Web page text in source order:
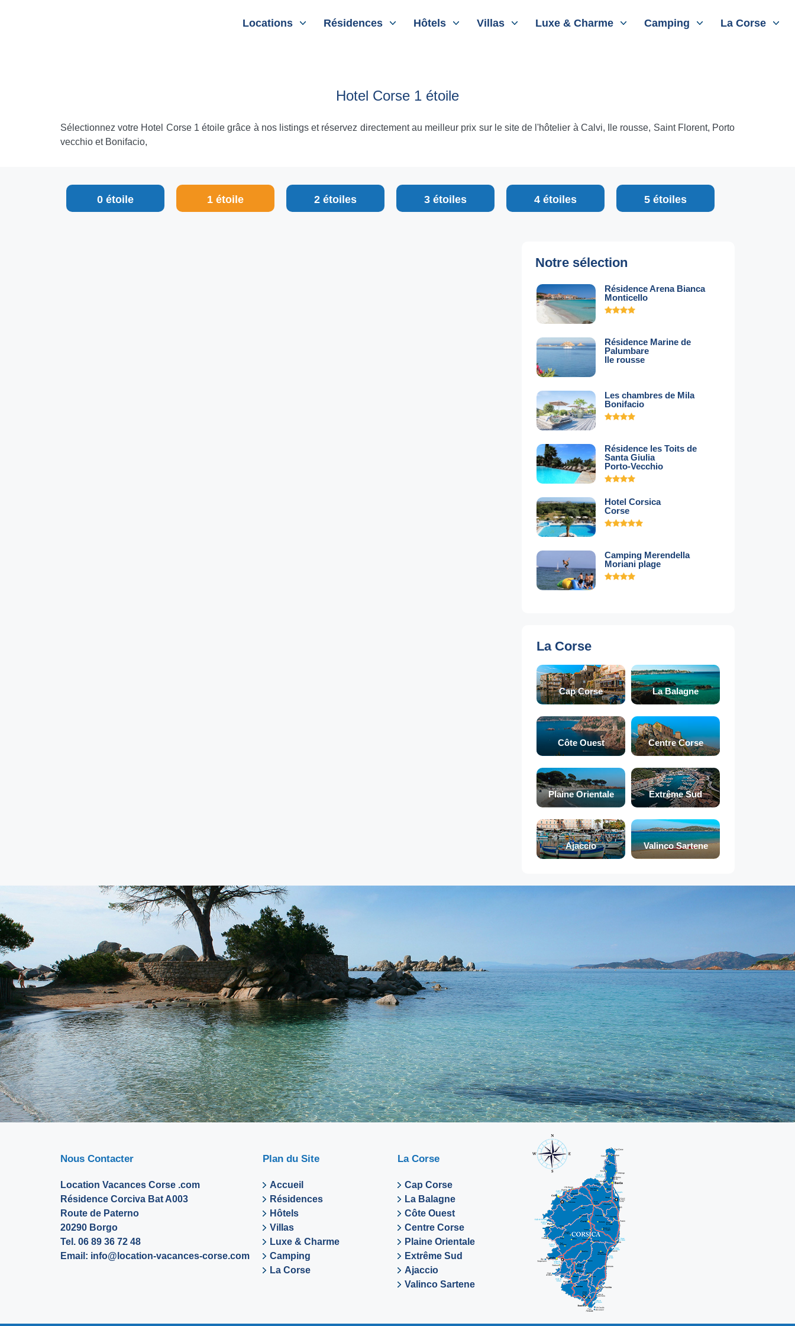
Locations Résidences Hôtels Villas Luxe & Charme Camping La Corse
Hotel Corse 1 étoile
Sélectionnez votre Hotel Corse 1 étoile grâce à nos listings et réservez directement au meilleur prix sur le site de l'hôtelier à Calvi, Ile rousse, Saint Florent, Porto
vecchio et Bonifacio,
0 étoile 1 étoile 2 étoiles 3 étoiles 4 étoiles 5 étoiles
Notre sélection
Résidence Arena Bianca
Monticello
Résidence Marine de
Palumbare
Ile rousse
Les chambres de Mila
Bonifacio
Résidence les Toits de
Santa Giulia
Porto-Vecchio
Hotel Corsica
Corse
Camping Merendella
Moriani plage
La Corse
Cap Corse La Balagne
Côte Ouest Centre Corse
Plaine Orientale Extrême Sud
Ajaccio Valinco Sartene
Nous Contacter
Location Vacances Corse .com
Résidence Corciva Bat A003
Route de Paterno
20290 Borgo
Tel. 06 89 36 72 48
Email: info@location-vacances-corse.com
Plan du Site
Accueil
Résidences
Hôtels
Villas
Luxe & Charme
Camping
La Corse
La Corse
Cap Corse
La Balagne
Côte Ouest
Centre Corse
Plaine Orientale
Extrême Sud
Ajaccio
Valinco Sartene